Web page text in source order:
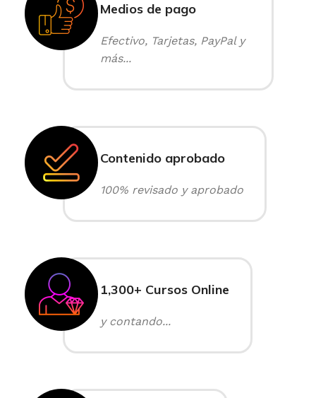
Medios de pago
Efectivo, Tarjetas, PayPal y
más...
Contenido aprobado
100% revisado y aprobado
1,300+ Cursos Online
y contando...